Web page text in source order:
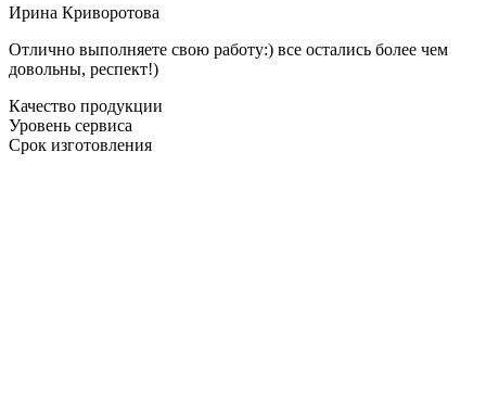
Ирина Криворотова
Отлично выполняете свою работу:) все остались более чем
довольны, респект!)
Качество продукции
Уровень сервиса
Срок изготовления